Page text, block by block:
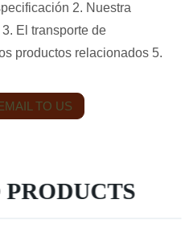
2. Nuestra
El transporte de
productos relacionados 5.
TO US